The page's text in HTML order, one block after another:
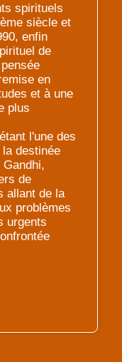
spirituels
siècle et
enfin
de
en
et à une
plus
l'une des
destinée
de
allant de la
problèmes
urgents